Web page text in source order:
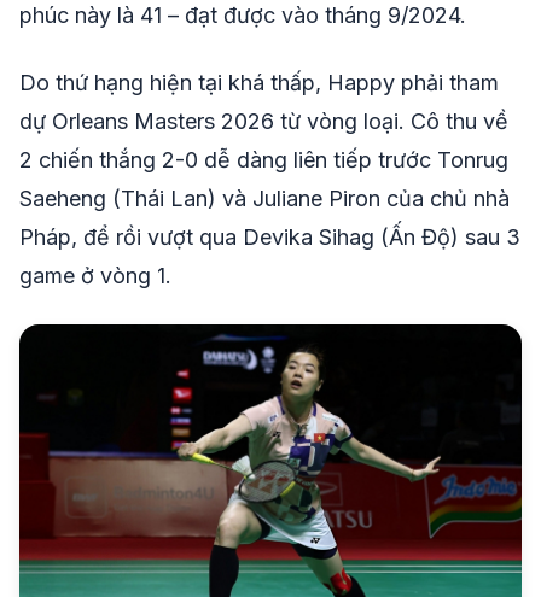
phúc này là 41 – đạt được vào tháng 9/2024.
Do thứ hạng hiện tại khá thấp, Happy phải tham
dự Orleans Masters 2026 từ vòng loại. Cô thu về
2 chiến thắng 2-0 dễ dàng liên tiếp trước Tonrug
Saeheng (Thái Lan) và Juliane Piron của chủ nhà
Pháp, để rồi vượt qua Devika Sihag (Ấn Độ) sau 3
game ở vòng 1.